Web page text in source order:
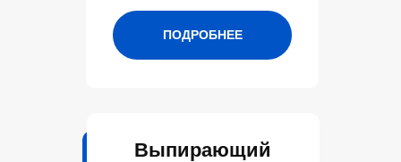
Выпирающий
ПОДРОБНЕЕ